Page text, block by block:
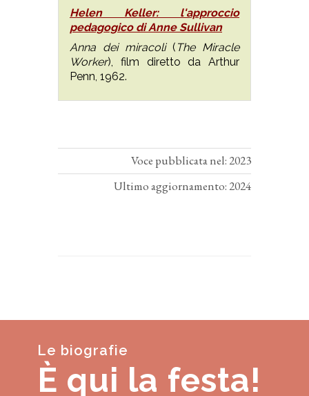
Helen Keller: l'approccio
pedagogico di Anne Sullivan
Anna dei miracoli( The Miracle
Worker), film diretto da Arthur
Penn, 1962.
Voce pubblicata nel: 2023
Ultimo aggiornamento: 2024
Le biografie
È qui la festa!